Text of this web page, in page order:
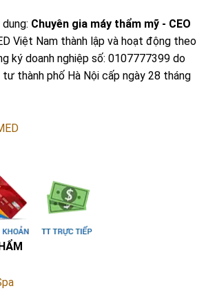
Chuyên gia máy thẩm mỹ - CEO
Việt Nam thành lập và hoạt động theo
ký doanh nghiệp số: 0107777399 do
thành phố Hà Nội cấp ngày 28 tháng